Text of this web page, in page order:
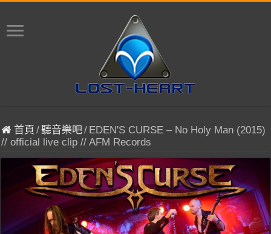
首頁 /聽音樂吧/ EDEN'S CURSE – No Holy Man (2015)
// official live clip // AFM Records